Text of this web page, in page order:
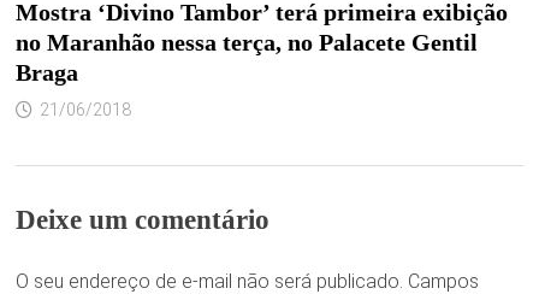
Mostra ‘Divino Tambor’ terá primeira exibição
no Maranhão nessa terça, no Palacete Gentil
Braga
21/06/2018
Deixe um comentário
O seu endereço de e-mail não será publicado. Campos